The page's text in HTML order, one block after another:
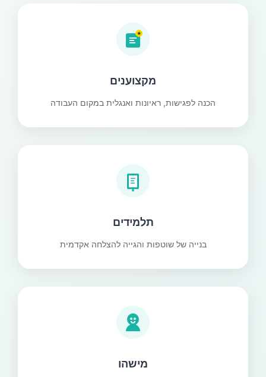
★
מקצוענים
הכנה לפגישות, ראיונות ואנגלית במקום העבודה
תלמידים
בנייה של שוטפות והגייה להצלחה אקדמית
מישהו